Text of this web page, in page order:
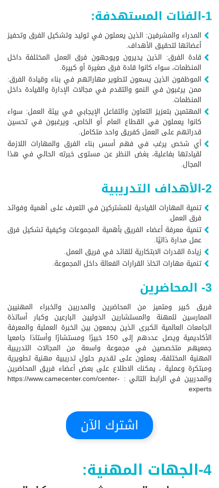
1-الفئات المستهدفة:
المدراء والمشرفين: الذين يعملون في توليد وتشكيل الفرق وتحفيز
أعضائها لتحقيق الأهداف.
قادة الفرق: الذين يديرون ويوجهون فرق العمل المختلفة داخل
المنظمات، سواء كانوا قادة فرق صغيرة أو كبيرة.
الموظفون الذين يسعون لتطوير مهاراتهم في بناء وقيادة الفرق:
ممن يرغبون في النمو والتقدم في مجالات الإدارة والقيادة داخل
المنظمات.
المهتمين بتعزيز التعاون والتفاعل الإيجابي في بيئة العمل: سواء
كانوا يعملون في القطاع العام أو الخاص، ويرغبون في تحسين
قدراتهم على العمل كفريق واحد متكامل.
أي شخص يرغب في فهم أسس بناء الفرق والمهارات اللازمة
لقيادتها بفاعلية، بغض النظر عن مستوى خبرته الحالي في هذا
المجال.
2-الأهداف التدريبية
تنمية المهارات القيادية للمشتركين في التعرف على أهمية وفوائد
فرق العمل.
تنمية معرفة أعضاء الفريق بأهمية المجموعات وكيفية تشكيل فرق
عمل مدارة ذاتيًا.
زيادة القدرات الابتكارية للقائد في فريق العمل.
تنمية مهارات اتخاذ القرارات الفعالة داخل المجموعة.
3- المحاضرين
فريق كبير ومتميز من المحاضرين والمدربين والخبراء المهنيين
الممارسين للمهنة والمستشارين الدوليين البارعين وكبار أساتذة
الجامعات العالمية الكبرى الذين يجمعون بين الخبرة العملية والمعرفة
الأكاديمية ويصل عددهم إلى 150 خبيرًا ومستشارًا وأستاذا جامعيا
جمعيهم متخصصين في مجموعة واسعة من المجالات التدريبية
المهنية المختلفة، يعملون على تقديم حلول تدريبية مهنية تطويرية
ومبتكرة وعملية ، يمكنك الاطلاع على بعض أعضاء فريق المحاضرين
والمدربين في الرابط التالي : https://www.camecenter.com/center-
experts
اشترك الآن
4-الجهات المهنية: